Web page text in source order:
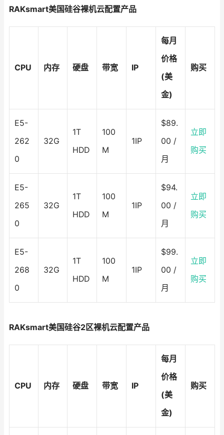
RAKsmart美国硅谷裸机云配置产品
CPU 内存 硬盘 带宽 IP
每月
价格
(美
金)
购买
E5-
262
0
32G
1T
HDD
100
M
1IP
$89.
00 /
月
立即
购买
E5-
265
0
32G
1T
HDD
100
M
1IP
$94.
00 /
月
立即
购买
E5-
268
0
32G
1T
HDD
100
M
1IP
$99.
00 /
月
立即
购买
RAKsmart美国硅谷2区裸机云配置产品
CPU 内存 硬盘 带宽 IP
每月
价格
(美
金)
购买